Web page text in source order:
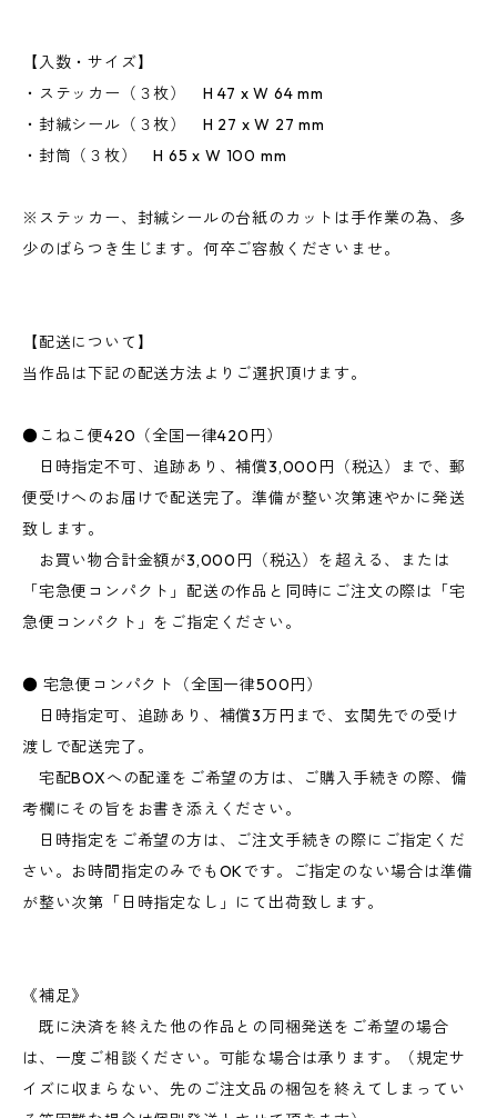
【入数・サイズ】
・ステッカー（３枚） H 47 x W 64 mm
・封緘シール（３枚） H 27 x W 27 mm
・封筒（３枚） H 65 x W 100 mm
※ステッカー、封緘シールの台紙のカットは手作業の為、多
少のばらつき生じます。何卒ご容赦くださいませ。
【配送について】
当作品は下記の配送方法よりご選択頂けます。
●こねこ便420（全国一律420円）
日時指定不可、追跡あり、補償3,000円（税込）まで、郵
便受けへのお届けで配送完了。準備が整い次第速やかに発送
致します。
お買い物合計金額が3,000円（税込）を超える、または
「宅急便コンパクト」配送の作品と同時にご注文の際は「宅
急便コンパクト」をご指定ください。
● 宅急便コンパクト（全国一律500円）
日時指定可、追跡あり、補償3万円まで、玄関先での受け
渡しで配送完了。
宅配BOXへの配達をご希望の方は、ご購入手続きの際、備
考欄にその旨をお書き添えください。
日時指定をご希望の方は、ご注文手続きの際にご指定くだ
さい。お時間指定のみでもOKです。ご指定のない場合は準備
が整い次第「日時指定なし」にて出荷致します。
《補足》
既に決済を終えた他の作品との同梱発送をご希望の場合
は、一度ご相談ください。可能な場合は承ります。（規定サ
イズに収まらない、先のご注文品の梱包を終えてしまってい